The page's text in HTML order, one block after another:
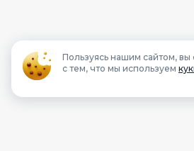
Пользуясь нашим сайтом, вы
с тем, что мы используем